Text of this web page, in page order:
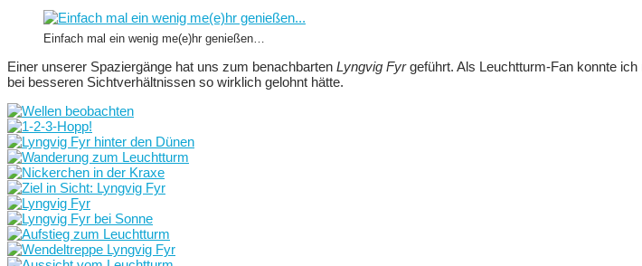
Einfach mal ein wenig me(e)hr genießen…
Einer unserer Spaziergänge hat uns zum benachbarten Lyngvig Fyrgeführt. Als Leuchtturm-Fan konnte
bei besseren Sichtverhältnissen so wirklich gelohnt hätte.